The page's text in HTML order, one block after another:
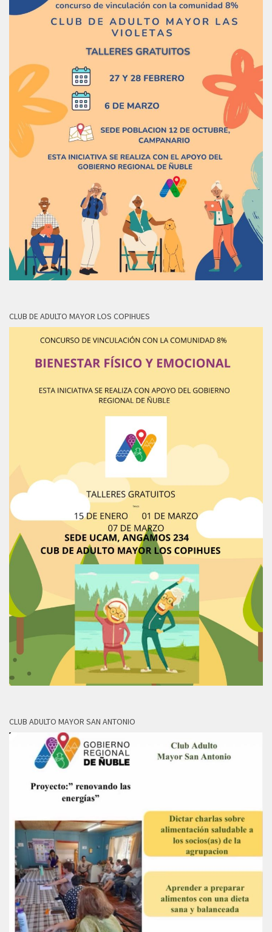
CLUB DE ADULTO MAYOR LOS COPIHUES
CLUB ADULTO MAYOR SAN ANTONIO